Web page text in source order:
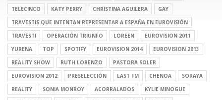
TELECINCO
KATY PERRY CHRISTINA AGUILERA
GAY
TRAVESTIS QUE INTENTAN REPRESENTAR A ESPAÑA EN EUROVISIÓN
TRAVESTI
OPERACIÓN TRIUNFO LOREEN
EUROVISION 2011
YURENA
TOP SPOTIFY EUROVISION 2014
EUROVISION 2013
REALITY SHOW
RUTH LORENZO
PASTORA SOLER
EUROVISION 2012
PRESELECCIÓN LAST FM CHENOA
SORAYA
REALITY
SONIA MONROY ACORRALADOS
KYLIE MINOGUE